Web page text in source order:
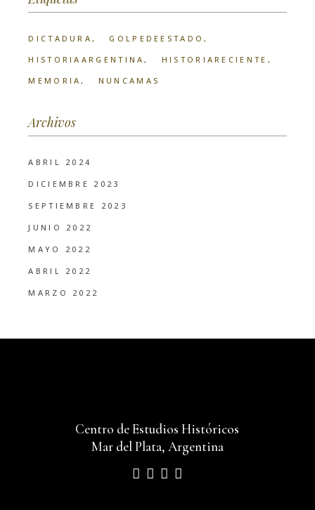
DICTADURA
GOLPEDEESTADO
HISTORIAARGENTINA
HISTORIARECIENTE
MEMORIA
NUNCAMAS
Archivos
ABRIL 2024
DICIEMBRE 2023
SEPTIEMBRE 2023
JUNIO 2022
MAYO 2022
ABRIL 2022
MARZO 2022
Centro de Estudios Históricos
Mar del Plata, Argentina